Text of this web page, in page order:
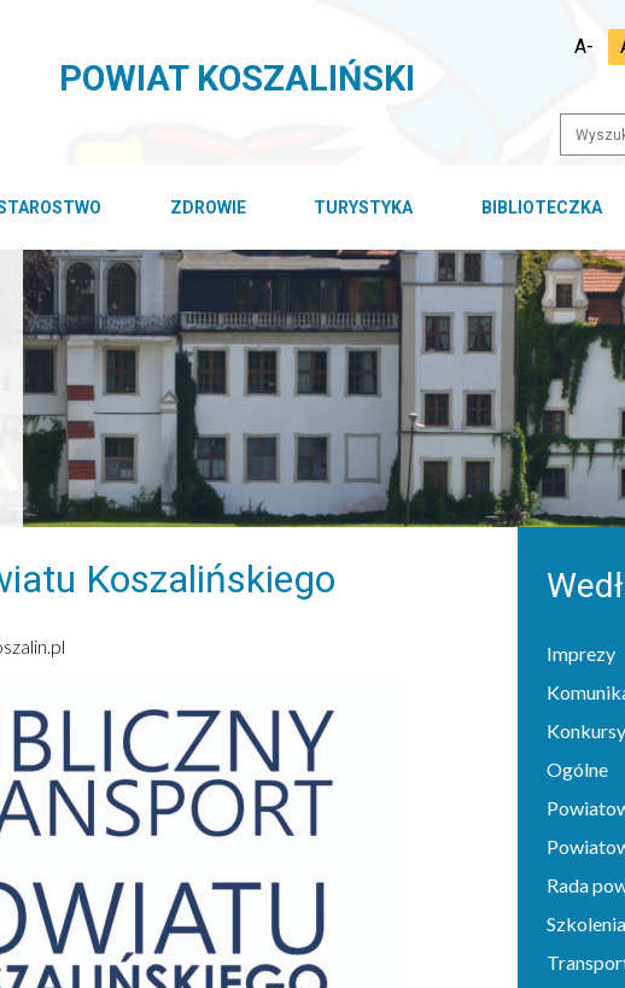
POWIAT KOSZALIŃSKI
A-
ZDROWIE TURYSTYKA BIBLIOTECZKA
Koszalińskiego
Imprezy
Konkursy
Ogólne
Rada
Szkolenia